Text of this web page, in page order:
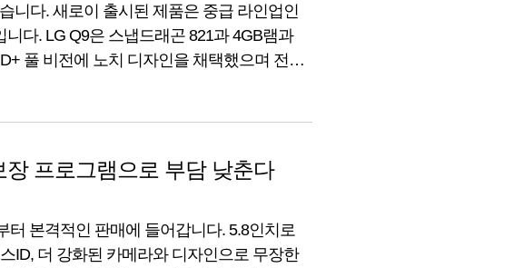
니다. 새로이 출시된 제품은 중급 라인업인
니다. LG Q9은 스냅드래곤 821과 4GB램과
풀 비전에 노치 디자인을 채택했으며 전면
배터리와 붐박스, Hi-Fi Quad DAC, LG
프로그램으로 부담 낮춘다
터 본격적인 판매에 들어갑니다. 5.8인치로
ID, 더 강화된 카메라와 디자인으로 무장한